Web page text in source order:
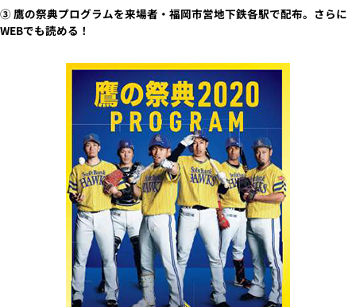
③ 鷹の祭典プログラムを来場者・福岡市営地下鉄各駅で配布。さらに
WEBでも読める！